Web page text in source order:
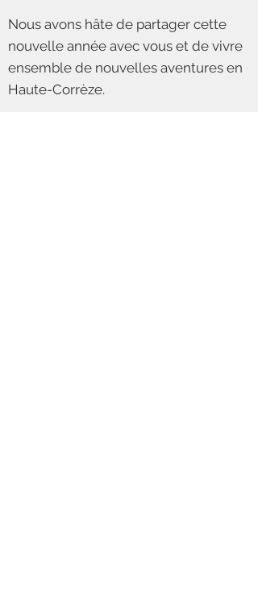
Nous avons hâte de partager cette
nouvelle année avec vous et de vivre
ensemble de nouvelles aventures en
Haute-Corrèze.